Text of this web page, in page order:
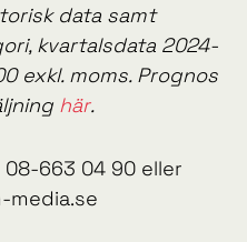
data samt
kvartalsdata 2024-
exkl. moms. Prognos
här.
663 04 90 eller
media.se